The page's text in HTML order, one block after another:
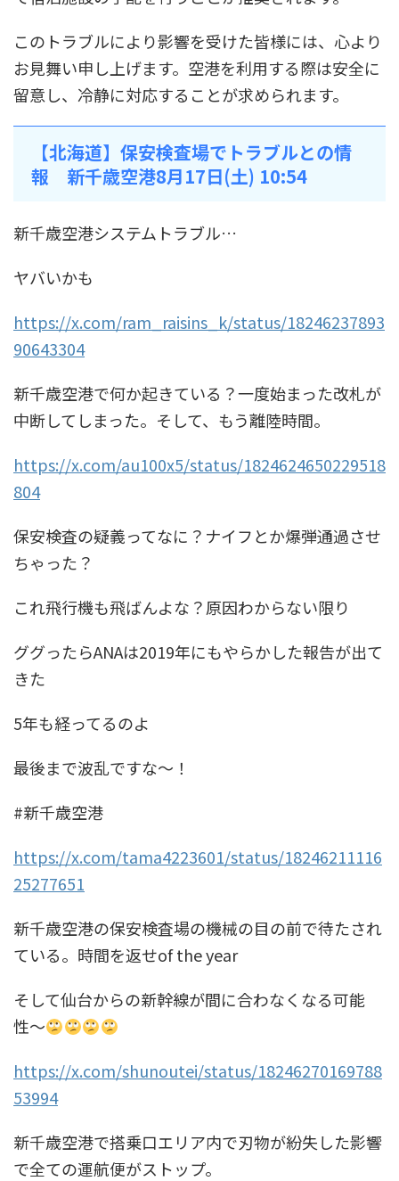
このトラブルにより影響を受けた皆様には、心より
お見舞い申し上げます。空港を利用する際は安全に
留意し、冷静に対応することが求められます。
【北海道】保安検査場でトラブルとの情
報 新千歳空港8月17日(土) 10:54
新千歳空港システムトラブル…
ヤバいかも
https://x.com/ram_raisins_k/status/18246237893
90643304
新千歳空港で何か起きている？一度始まった改札が
中断してしまった。そして、もう離陸時間。
https://x.com/au100x5/status/1824624650229518
804
保安検査の疑義ってなに？ナイフとか爆弾通過させ
ちゃった？
これ飛行機も飛ばんよな？原因わからない限り
ググったらANAは2019年にもやらかした報告が出て
きた
5年も経ってるのよ
最後まで波乱ですな〜！
#新千歳空港
https://x.com/tama4223601/status/18246211116
25277651
新千歳空港の保安検査場の機械の目の前で待たされ
ている。時間を返せof the year
そして仙台からの新幹線が間に合わなくなる可能
性〜
https://x.com/shunoutei/status/18246270169788
53994
新千歳空港で搭乗口エリア内で刃物が紛失した影響
で全ての運航便がストップ。